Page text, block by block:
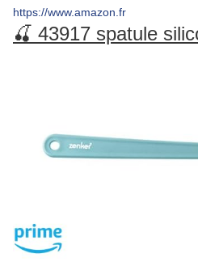
https://www.amazon.fr
🍒 43917 spatule